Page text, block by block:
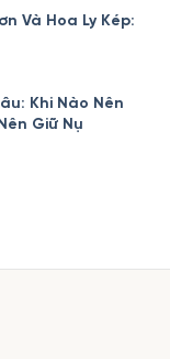
Và Hoa Ly Kép:
Khi Nào Nên
Giữ Nụ